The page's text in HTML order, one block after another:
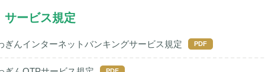
サービス規定
ぎんインターネットバンキングサービス規定 PDF